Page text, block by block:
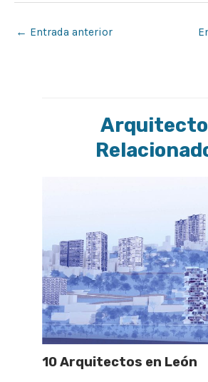
← Entrada anterior
10 Arquitectos en León